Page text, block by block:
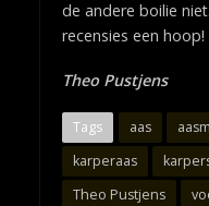
de andere boilie
recensies een hoop!
Theo Pustjens
Tags aas
karperaas
Theo Pustjens